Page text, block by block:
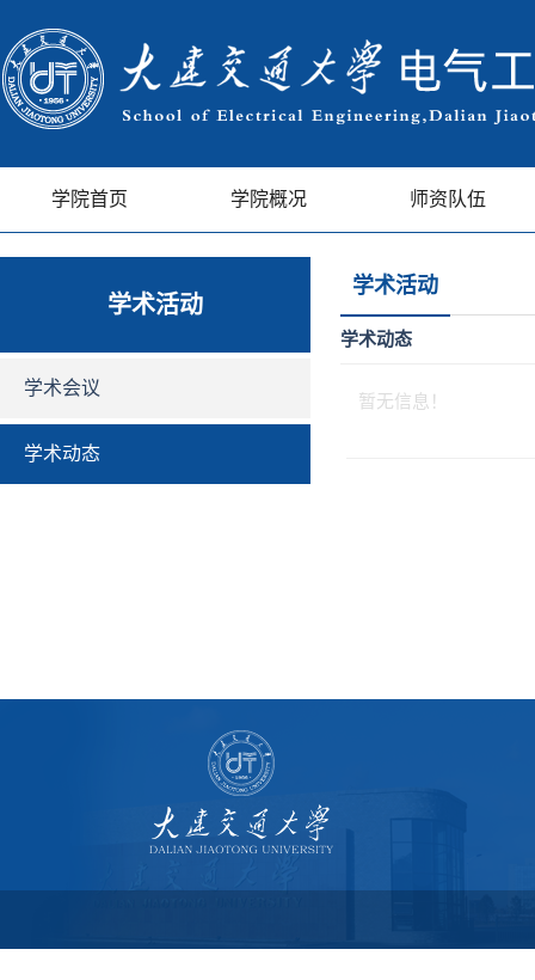
学院首页 学院概况 师资队伍
学术活动
学术会议
学术动态
学术活动
学术动态
暂无信息！